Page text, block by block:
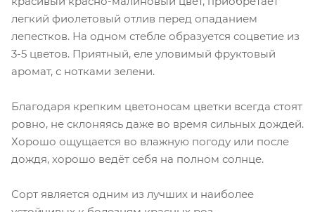
легкий фиолетовый отлив перед опаданием
лепестков. На одном стебле образуется соцветие из
3-5 цветов. Приятный, еле уловимый фруктовый
аромат, с нотками зелени.
Благодаря крепким цветоносам цветки всегда стоят
ровно, не склоняясь даже во время сильных дождей.
Хорошо ощущается во влажную погоду или после
дождя, хорошо ведёт себя на полном солнце.
Сорт является одним из лучших и наиболее